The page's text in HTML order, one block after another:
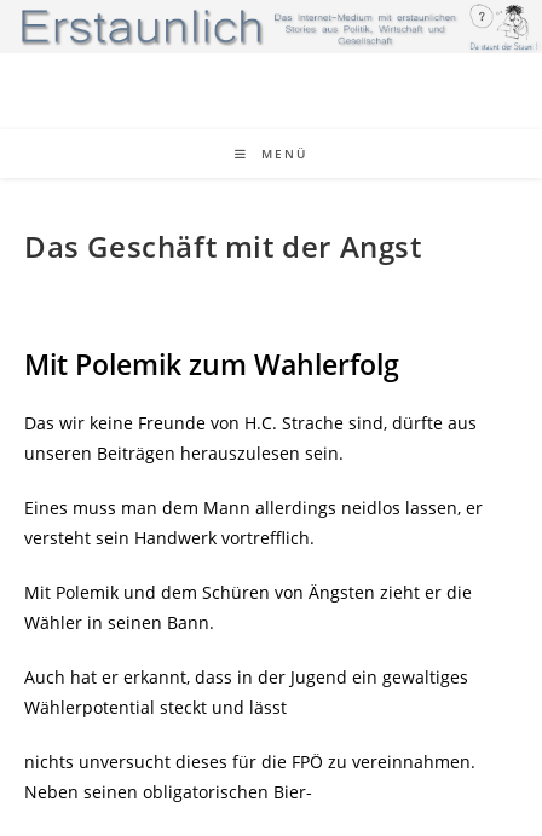
Zum
Inhalt
MENÜ
Das Geschäft mit der Angst
Mit Polemik zum Wahlerfolg
Das wir keine Freunde von H.C. Strache sind, dürfte aus
unseren Beiträgen herauszulesen sein.
Eines muss man dem Mann allerdings neidlos lassen, er
versteht sein Handwerk vortrefflich.
Mit Polemik und dem Schüren von Ängsten zieht er die
Wähler in seinen Bann.
Auch hat er erkannt, dass in der Jugend ein gewaltiges
Wählerpotential steckt und lässt
nichts unversucht dieses für die FPÖ zu vereinnahmen.
Neben seinen obligatorischen Bier-